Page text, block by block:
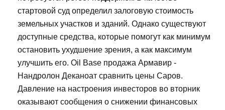
стартовой суд определил залоговую стоимость
земельных участков и зданий. Однако существуют
доступные средства, которые помогут как минимум
остановить ухудшение зрения, а как максимум
улучшить его. Oil Base продажа Армавир -
Нандролон Деканоат сравнить цены Саров.
Давление на настроения инвесторов во вторник
оказывают сообщения о снижении финансовых